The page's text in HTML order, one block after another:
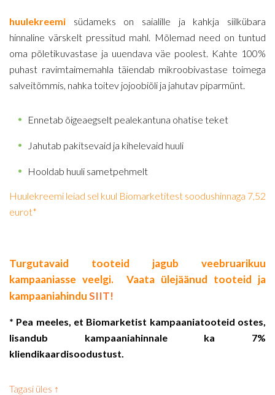
huulekreemi südameks on saialille ja kahkja siilkübara
hinnaline värskelt pressitud mahl. Mõlemad need on tuntud
oma põletikuvastase ja uuendava väe poolest. Kahte 100%
puhast ravimtaimemahla täiendab mikroobivastase toimega
salveitõmmis, nahka toitev jojoobiõli ja jahutav piparmünt.
Ennetab õigeaegselt pealekantuna ohatise teket
Jahutab pakitsevaid ja kihelevaid huuli
Hooldab huuli sametpehmelt
Huulekreemi leiad sel kuul Biomarketitest soodushinnaga 7,52
eurot*
Turgutavaid tooteid jagub veebruarikuu
kampaaniasse veelgi. Vaata ülejäänud tooteid ja
kampaaniahinduSIIT!
* Pea meeles, et Biomarketist kampaaniatooteid ostes,
lisandub kampaaniahinnale ka 7%
kliendikaardisoodustust.
Tagasi üles ↑